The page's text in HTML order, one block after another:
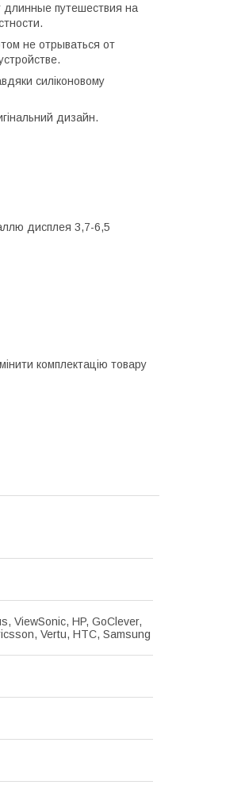
путешествия на
не отрываться от
силіконовому
дизайн.
дисплея 3,7-6,5
комплектацію товару
ViewSonic, HP, GoClever,
Vertu, HTC, Samsung